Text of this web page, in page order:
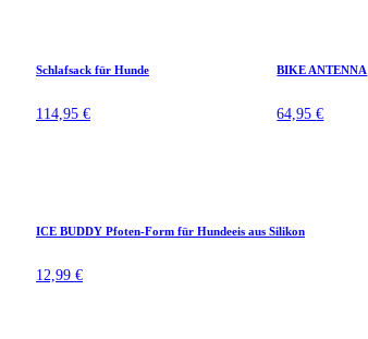
Schlafsack für Hunde
114,95€
BIKE ANTENNA
64,95€
ICE BUDDY Pfoten-Form für Hundeeis aus Silikon
12,99€